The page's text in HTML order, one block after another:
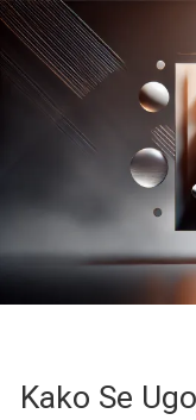
Kako Se